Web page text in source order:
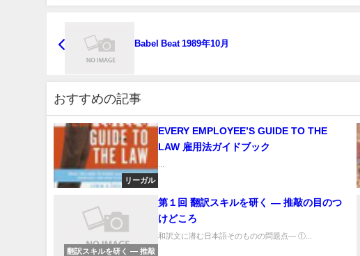
Babel Beat 1989年10月
おすすめの記事
リーガル
EVERY EMPLOYEE’S GUIDE TO THE
LAW 雇用法ガイドブック
翻訳スキルを研く ― 推敲
第１回 翻訳スキルを研く ― 推敲の目のつ
けどころ
和訳文に潜む日本語そのものの問題点― ①...